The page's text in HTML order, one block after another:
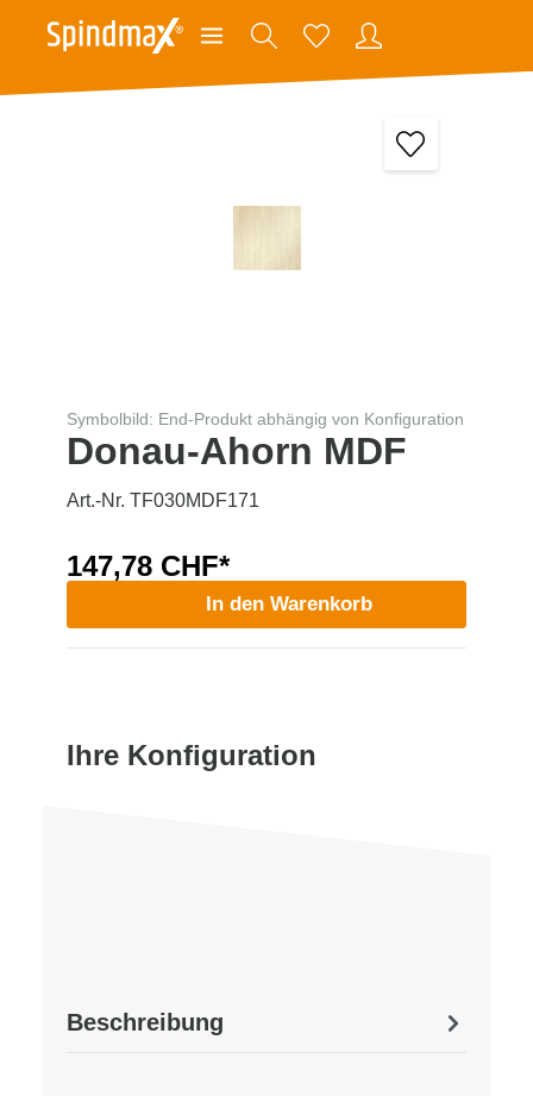
Symbolbild: End-Produkt abhängig von Konfiguration
Donau-Ahorn MDF
Art.-Nr. TF030MDF171
147,78 CHF*
In den Warenkorb
Ihre Konfiguration
Beschreibung